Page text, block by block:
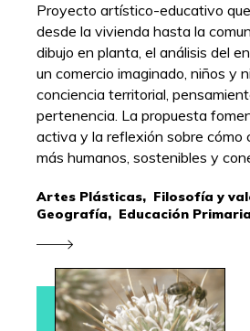
Proyecto artístico-educativo
desde la vivienda hasta la
dibujo en planta, el análisis del
un comercio imaginado, niños y
conciencia territorial,
pertenencia. La propuesta
activa y la reflexión sobre cómo
más humanos, sostenibles y
Artes Plásticas, Filosofía y
Geografía, Educación Primaria